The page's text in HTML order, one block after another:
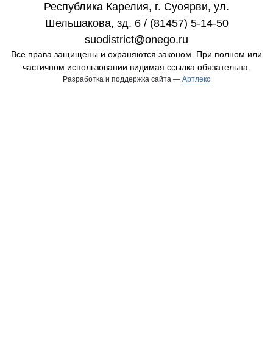
Республика Карелия, г. Cуоярви, ул.
Шельшакова, зд. 6 / (81457) 5-14-50
suodistrict@onego.ru
Все права защищены и охраняются законом. При полном или
частичном использовании видимая ссылка обязательна.
Разработка и поддержка сайта — Артлекс